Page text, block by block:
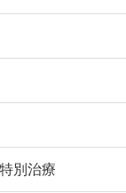
別治療